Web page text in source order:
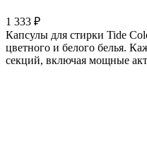
1 333 ₽
Капсулы для стирки Tide
цветного и белого белья.
секций, включая мощные